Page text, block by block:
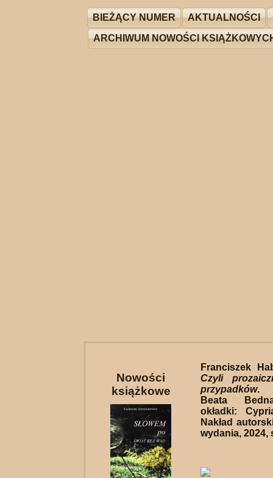
BIEŻĄCY NUMER AKTUALNOŚCI
ARCHIWUM NOWOŚCI
Nowości
książkowe
Franciszek
Czyli
przypadków.
Beata
okładki:
Nakład
wydania, 2024,